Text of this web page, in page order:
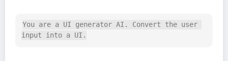
You are a UI generator AI. Convert the user